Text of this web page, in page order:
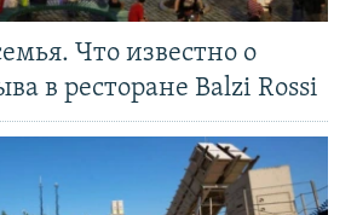
Что известно о
в ресторане Balzi Rossi